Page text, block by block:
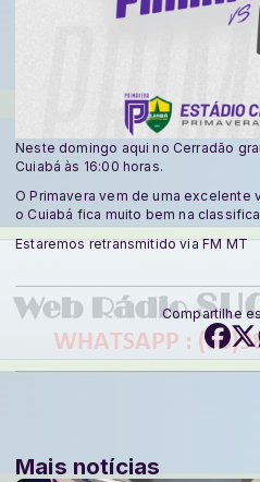
Neste domingo aqui no Cerradão
Cuiabá às 16:00 horas.
O Primavera vem de uma excelente
o Cuiabá fica muito bem na
Estaremos retransmitido via FM MT
Compartilhe
Mais notícias